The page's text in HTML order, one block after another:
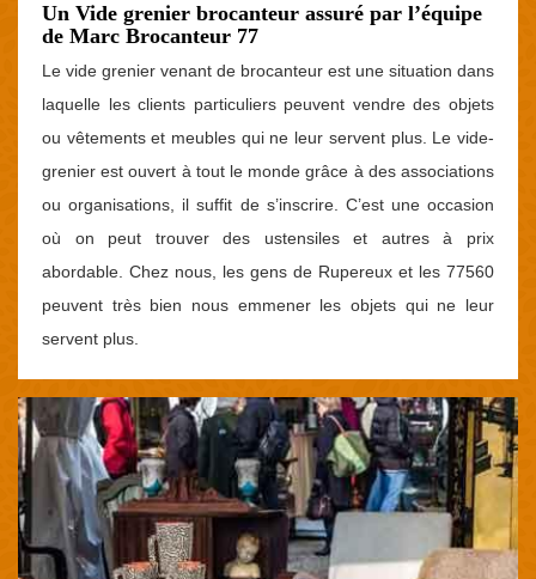
Un Vide grenier brocanteur assuré par l’équipe
de Marc Brocanteur 77
Le vide grenier venant de brocanteur est une situation dans
laquelle les clients particuliers peuvent vendre des objets
ou vêtements et meubles qui ne leur servent plus. Le vide-
grenier est ouvert à tout le monde grâce à des associations
ou organisations, il suffit de s’inscrire. C’est une occasion
où on peut trouver des ustensiles et autres à prix
abordable. Chez nous, les gens de Rupereux et les 77560
peuvent très bien nous emmener les objets qui ne leur
servent plus.